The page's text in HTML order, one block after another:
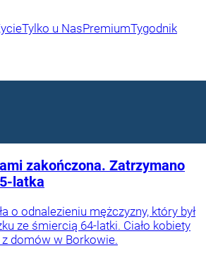
Tylko u NasPremiumTygodnik
zakończona. Zatrzymano
latka
o odnalezieniu mężczyzny, który był
ze śmiercią 64-latki. Ciało kobiety
domów w Borkowie.